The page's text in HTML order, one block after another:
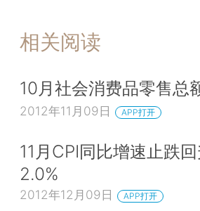
相关阅读
10月社会消费品零售总
2012年11月09日 APP打开
11月CPI同比增速止跌
2.0%
2012年12月09日 APP打开